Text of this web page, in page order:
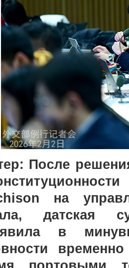
После
на
датская
в